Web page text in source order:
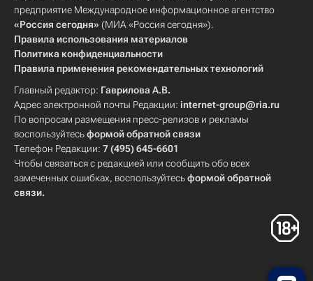
предприятие Международное информационное агентство
«Россия сегодня» (МИА «Россия сегодня»).
Правила использования материалов
Политика конфиденциальности
Правила применения рекомендательных технологий
Главный редактор: Гаврилова А.В.
Адрес электронной почты Редакции: internet-group@ria.ru
По вопросам размещения пресс-релизов и рекламы
воспользуйтесьформой обратной связи
Телефон Редакции: 7 (495) 645-6601
Чтобы связаться с редакцией или сообщить обо всех
замеченных ошибках, воспользуйтесьформой обратной
связи.